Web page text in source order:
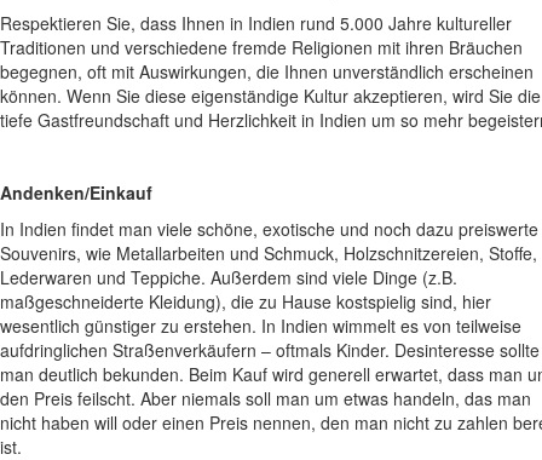
Respektieren Sie, dass Ihnen in Indien rund 5.000 Jahre kultureller
Traditionen und verschiedene fremde Religionen mit ihren Bräuchen
begegnen, oft mit Auswirkungen, die Ihnen unverständlich erscheinen
können. Wenn Sie diese eigenständige Kultur akzeptieren, wird Sie die
tiefe Gastfreundschaft und Herzlichkeit in Indien um so mehr
Andenken/Einkauf
In Indien findet man viele schöne, exotische und noch dazu preiswerte
Souvenirs, wie Metallarbeiten und Schmuck, Holzschnitzereien, Stoffe,
Lederwaren und Teppiche. Außerdem sind viele Dinge (z.B.
maßgeschneiderte Kleidung), die zu Hause kostspielig sind, hier
wesentlich günstiger zu erstehen. In Indien wimmelt es von teilweise
aufdringlichen Straßenverkäufern – oftmals Kinder. Desinteresse sollte
man deutlich bekunden. Beim Kauf wird generell erwartet, dass man
den Preis feilscht. Aber niemals soll man um etwas handeln, das man
nicht haben will oder einen Preis nennen, den man nicht zu zahlen
ist.